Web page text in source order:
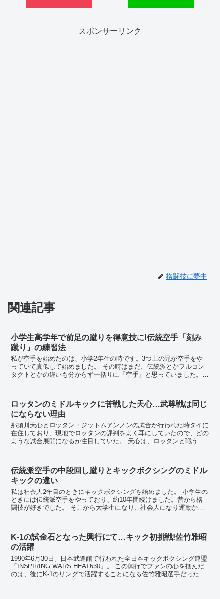
スポンサーリンク
格闘技に夢中
関連記事
小学生高学年で前足の蹴りを得意技に!伝統空手「刻み
蹴り」の練習法
私が空手を始めたのは、小学2年生の時です。3つ上の兄が空手をや
っていて真似して始めました。 その時はまだ、伝統派とかフルコン
タクトとかの違いも分からず一括りに「空手」と思っていました。
ロッタンのミドルキックに苦戦した天心…武尊戦は同じ
にならない理由
那須川天心とロッタン・ジットムアンノンの試合が行われた時タイに
在住しており、現地でロッタンの評判をよく耳にしていたので、どの
ような試合展開になるか注目していた。 天心は、ロッタンと戦う前
伝統派空手の中段回し蹴りとキックボクシングのミドル
キックの違い
私は社会人2年目のときにキックボクシングを始めました。 小学生の
ときには伝統派空手をやっており、約10年間続けました。昔から格
闘技が好きでした。 そこから大学生になり、社会人になり運動から
K-1の試金石となった興行にて…キック初挑戦!佐竹雅昭
の活躍
1990年6月30日、日本武道館で行われた全日本キックボクシング連盟
「INSPIRING WARS HEAT630」。 この興行でファンの心を掴んだ
のは、後にK-1のリングで活躍することになる佐竹雅昭選手だった。